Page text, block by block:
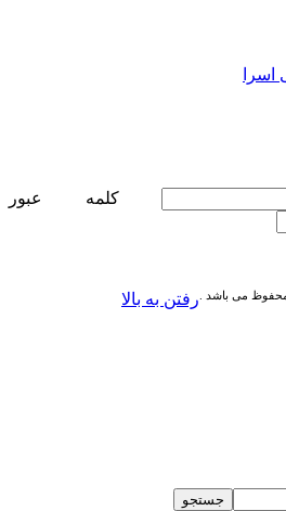
اسرا
کلمه عبور
می باشد . رفتن به بالا
جستجو